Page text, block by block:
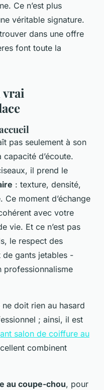
Ce n’est plus
véritable signature.
dans une offre
font toute la
vrai
pas seulement à son
d’écoute.
il prend le
: texture, densité,
moment d’échange
avec votre
vie. Et ce n’est pas
le respect des
de gants jetables -
professionnalisme
doit rien au hasard
; ainsi, il est
salon de coiffure au
combinent
au coupe-chou, pour